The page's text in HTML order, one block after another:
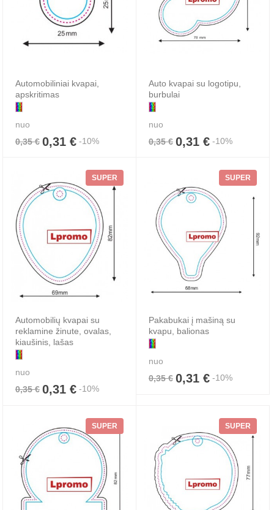
Automobiliniai kvapai,
apskritimas
nuo
0,35 € 0,31 € -10%
Auto kvapai su logotipu,
burbulai
nuo
0,35 € 0,31 € -10%
SUPER
Automobilių kvapai‎ su
reklamine žinute, ovalas,
kiaušinis, lašas
nuo
0,35 € 0,31 € -10%
SUPER
Pakabukai į mašiną su
kvapu, balionas
nuo
0,35 € 0,31 € -10%
SUPER SUPER